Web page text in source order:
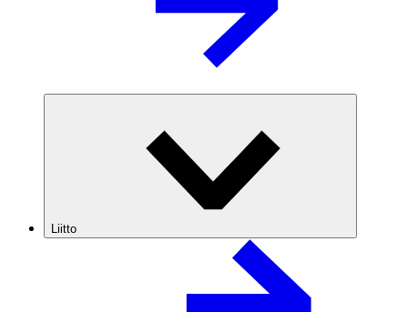
Liitto